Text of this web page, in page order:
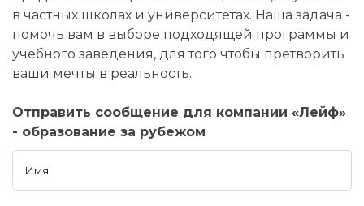
в частных школах и университетах. Наша задача -
помочь вам в выборе подходящей программы и
учебного заведения, для того чтобы претворить
ваши мечты в реальность.
Отправить сообщение для компании «Лейф»
- образование за рубежом
Имя: